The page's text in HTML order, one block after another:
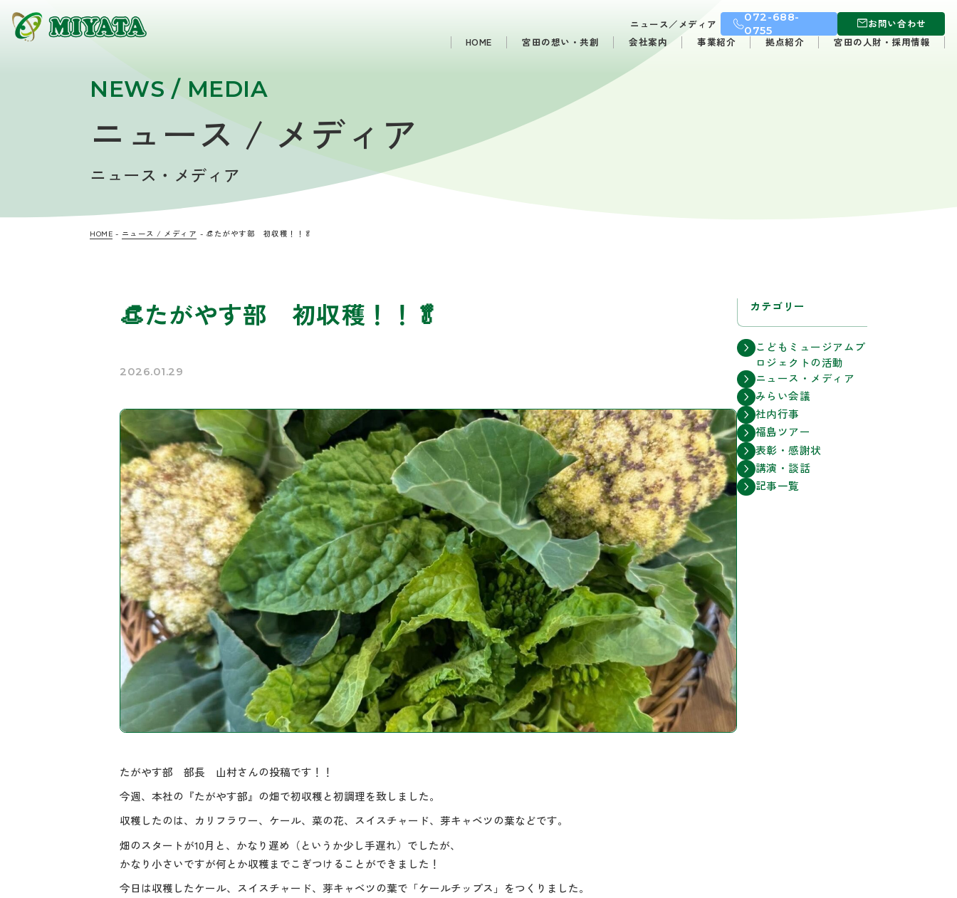
ニュース／メディア
072-688-
0755
お問い合わせ
HOME
宮田の想い・共創 会社案内 事業紹介 拠点紹介 宮田の人財・採用情報
NEWS / MEDIA
ニュース / メディア
ニュース・メディア
HOME ニュース / メディア 👒たがやす部 初収穫！！🥬
カテゴリー
こどもミュージアムプ
ロジェクトの活動
ニュース・メディア
みらい会議
社内行事
福島ツアー
表彰・感謝状
講演・談話
記事一覧
👒たがやす部 初収穫！！🥬
2026.01.29
たがやす部 部長 山村さんの投稿です！！
今週、本社の『たがやす部』の畑で初収穫と初調理を致しました。
収穫したのは、カリフラワー、ケール、菜の花、スイスチャード、芽キャベツの葉などです。
畑のスタートが10月と、かなり遅め（というか少し手遅れ）でしたが、
かなり小さいですが何とか収穫までこぎつけることができました！
今日は収穫したケール、スイスチャード、芽キャベツの葉で「ケールチップス」をつくりました。